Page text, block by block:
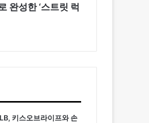
완성한 ‘스트릿 럭
키스오브라이프와 손